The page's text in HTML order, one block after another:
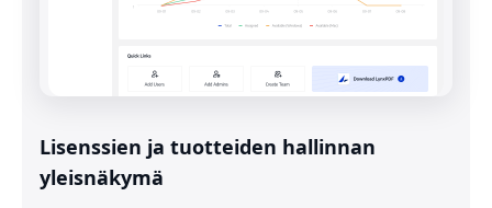
Lisenssien ja tuotteiden hallinnan
yleisnäkymä